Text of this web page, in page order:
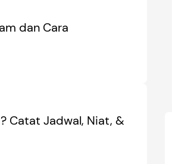
dan Cara
Catat Jadwal, Niat, &